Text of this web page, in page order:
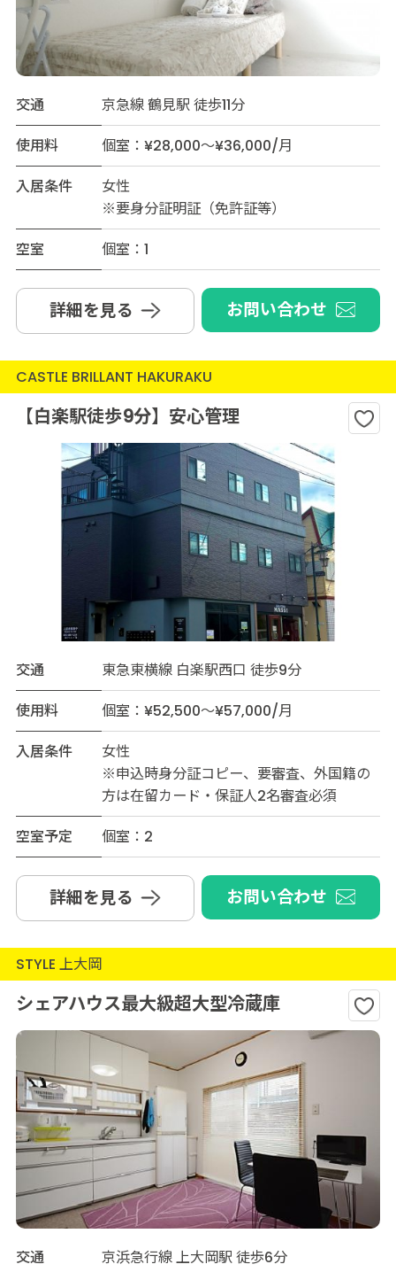
交通
京急線 鶴見駅 徒歩11分
使用料
個室：¥28,000～¥36,000/月
入居条件
女性
※要身分証明証（免許証等）
空室
個室：1
詳細を見る お問い合わせ
CASTLE BRILLANT HAKURAKU
【白楽駅徒歩9分】安心管理
交通
東急東横線 白楽駅西口 徒歩9分
使用料
個室：¥52,500～¥57,000/月
入居条件
女性
※申込時身分証コピー、要審査、外国籍の
方は在留カード・保証人2名審査必須
空室予定
個室：2
詳細を見る お問い合わせ
STYLE 上大岡
シェアハウス最大級超大型冷蔵庫
交通
京浜急行線 上大岡駅 徒歩6分